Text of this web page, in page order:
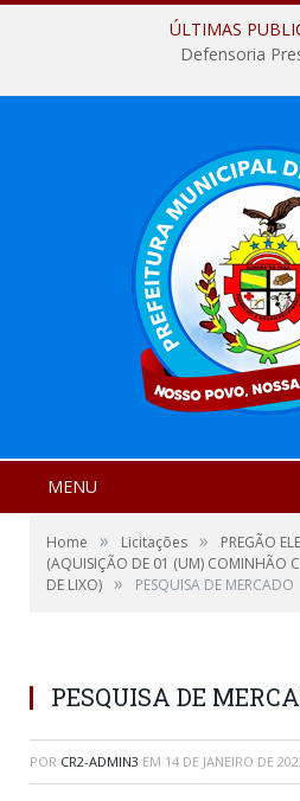
ÚLTIMAS
Defensoria
MENU
Home » Licitações »
PREGÃO
(AQUISIÇÃO DE 01 (UM) COMINHÃO
DE LIXO) » PESQUISA DE MERCADO
PESQUISA DE
POR CR2-ADMIN3 EM 14 DE JANEIRO DE